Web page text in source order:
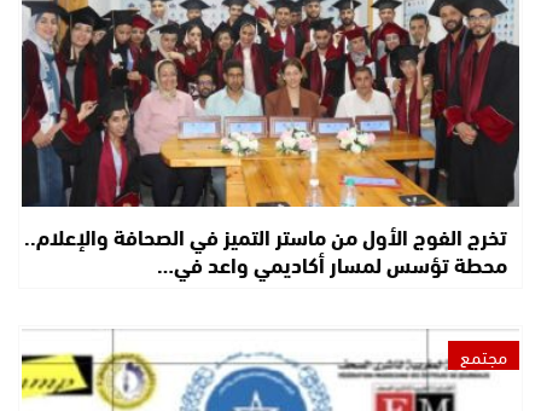
تخرج الفوج الأول من ماستر التميز في الصحافة والإعلام..
محطة تؤسس لمسار أكاديمي واعد في…
مجتمع